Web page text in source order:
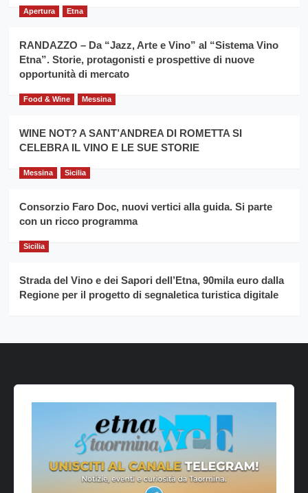
grano
anno
Franco
Caruso
Apertura Etna
RANDAZZO – Da “Jazz, Arte e Vino” al “Sistema Vino
Etna”. Storie, protagonisti e prospettive di nuove
opportunità di mercato
Food & Wine Messina
WINE NOT? A SANT’ANDREA DI ROMETTA SI
CELEBRA IL VINO E LE SUE STORIE
Messina Sicilia
Consorzio Faro Doc, nuovi vertici alla guida. Si parte
con un ricco programma
Sicilia
Strada del Vino e dei Sapori dell’Etna, 90mila euro dalla
Regione per il progetto di segnaletica turistica digitale